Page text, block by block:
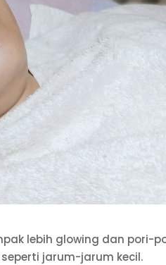
lebih glowing dan pori-
jarum-jarum kecil.